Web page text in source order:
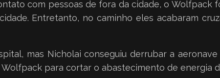
com pessoas de fora da cidade, o Wolfpack
Entretanto, no caminho eles acabaram
mas Nicholai conseguiu derrubar a aeronave
para cortar o abastecimento de energia